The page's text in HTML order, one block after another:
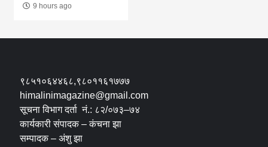
9 hours ago
९८५१०६४४६८,९८०११६१७७७
himalinimagazine@gmail.com
सूचना विभाग दर्ता नं.: ८२/०७३–७४
कार्यकारी संपादक – कंचना झा
सम्पादक – अंशु झा